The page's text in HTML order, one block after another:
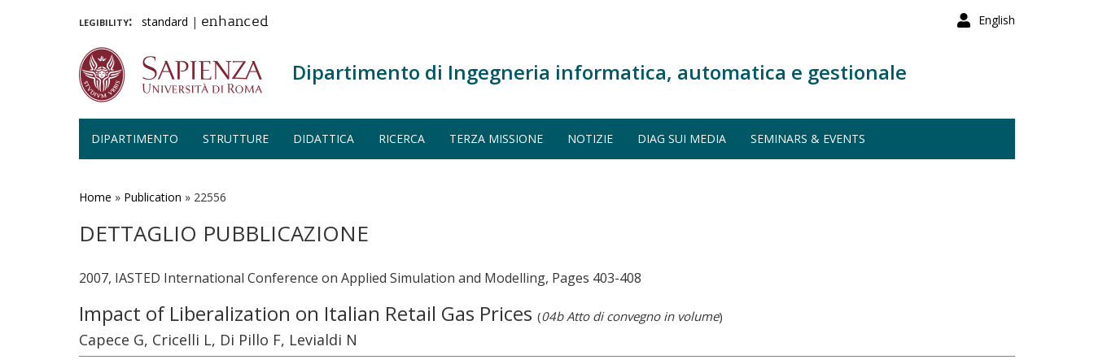
English
legibility: standard | enhanced
Dipartimento di Ingegneria informatica, automatica e gestionale
DIPARTIMENTO STRUTTURE DIDATTICA RICERCA TERZA MISSIONE NOTIZIE DIAG SUI MEDIA SEMINARS & EVENTS
Home » Publication » 22556
DETTAGLIO PUBBLICAZIONE
2007, IASTED International Conference on Applied Simulation and Modelling, Pages 403-408
Impact of Liberalization on Italian Retail Gas Prices (04b Atto di convegno in volume)
Capece G, Cricelli L, Di Pillo F, Levialdi N